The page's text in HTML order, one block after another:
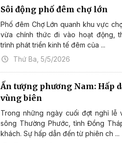
Sôi động phố đêm chợ lớn
Phố đêm Chợ Lớn quanh khu vực
vừa chính thức đi vào hoạt động,
trình phát triển kinh tế đêm của ...
Thứ Ba, 5/5/2026
Ấn tượng phương Nam: Hấp
vùng biên
Trong những ngày cuối đợt nghỉ lễ
sông Thường Phước, tỉnh Đồng
khách. Sự hấp dẫn đến từ phiên ch ...